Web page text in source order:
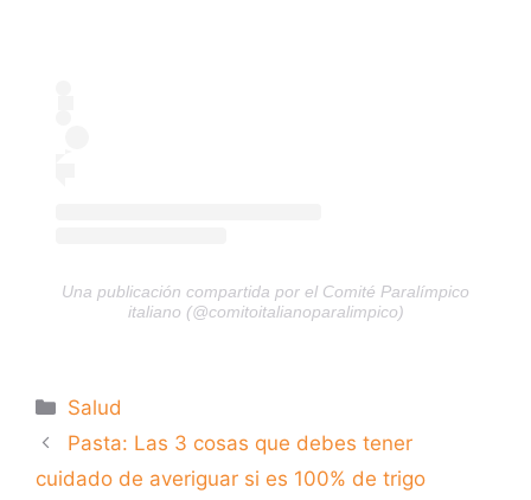
Una publicación compartida por el Comité Paralímpico
italiano (@comitoitalianoparalimpico)
Categorías
Salud
Pasta: Las 3 cosas que debes tener
cuidado de averiguar si es 100% de trigo